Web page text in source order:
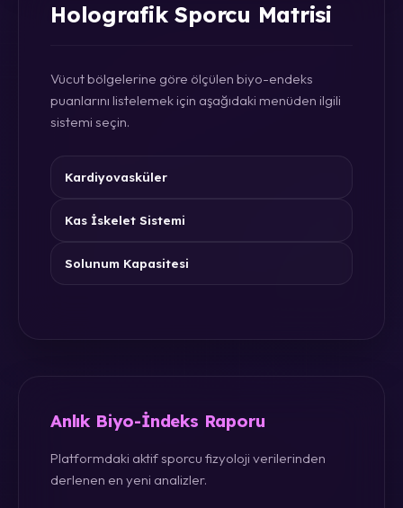
Holografik Sporcu Matrisi
Vücut bölgelerine göre ölçülen biyo-endeks
puanlarını listelemek için aşağıdaki menüden ilgili
sistemi seçin.
Kardiyovasküler
Kas İskelet Sistemi
Solunum Kapasitesi
Anlık Biyo-İndeks Raporu
Platformdaki aktif sporcu fizyoloji verilerinden
derlenen en yeni analizler.